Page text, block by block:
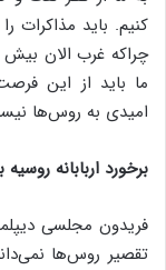
کنیم. باید مذاکرات
چراکه غرب الان
ما باید از این
امیدی به روس‌ها
برخورد اربابانه روسیه
فریدون مجلسی
تقصیر روس‌ها